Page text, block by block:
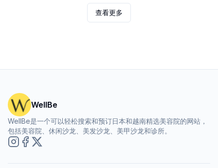
查看更多
WellBe
WellBe是一个可以轻松搜索和预订日本和越南精选美容院的网站，
包括美容院、休闲沙龙、美发沙龙、美甲沙龙和诊所。